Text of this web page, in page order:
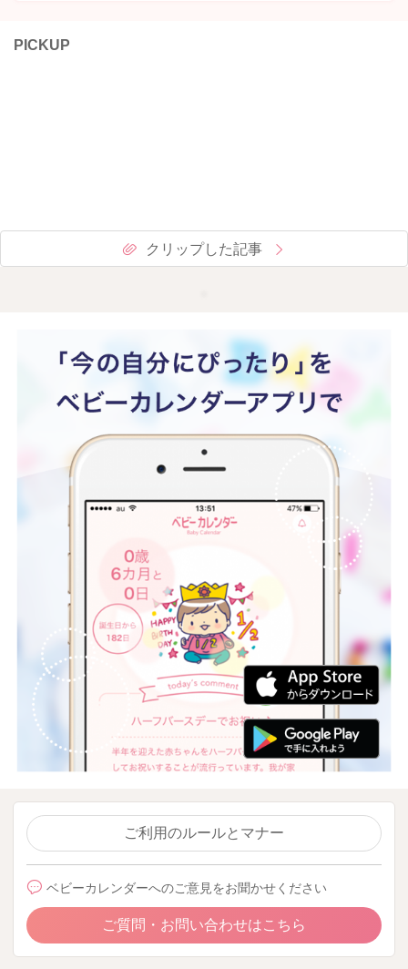
PICKUP
クリップした記事
ご利用のルールとマナー
ベビーカレンダーへのご意見をお聞かせください
ご質問・お問い合わせはこちら